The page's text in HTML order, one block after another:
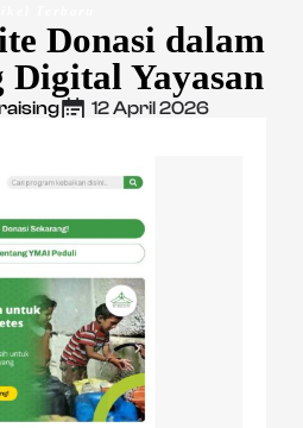
Donasi dalam
Yayasan
12 April 2026